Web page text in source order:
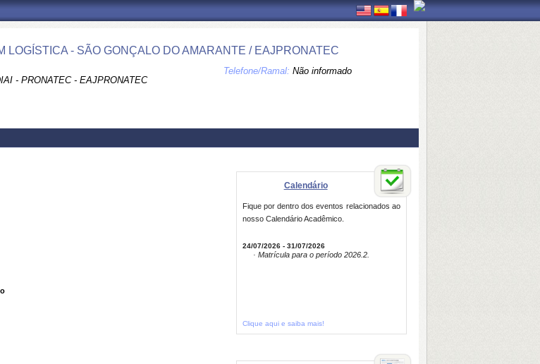
LOGÍSTICA - SÃO GONÇALO DO AMARANTE / EAJPRONATEC
- PRONATEC - EAJPRONATEC
Telefone/Ramal: Não informado
Calendário
Fique por dentro dos eventos relacionados ao
nosso Calendário Acadêmico.
24/07/2026 - 31/07/2026
· Matrícula para o período 2026.2.
Clique aqui e saiba mais!